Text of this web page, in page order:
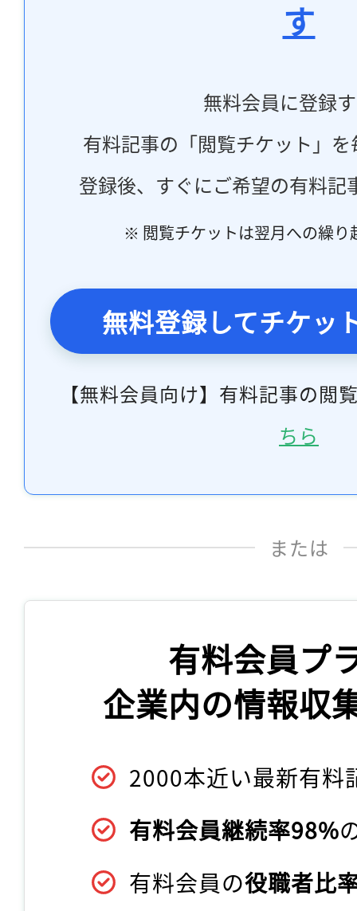
す
無料会員に登録
有料記事の「閲覧チケット」
登録後、すぐにご希望の有料記
※ 閲覧チケットは翌月への繰り
無料登録してチケッ
【無料会員向け】有料記事の閲
ちら
または
有料会員プ
企業内の情報収
2000本近い最新有料
有料会員継続率98%
有料会員の役職者比